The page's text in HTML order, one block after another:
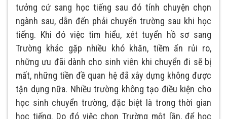
tưởng cứ sang học tiếng sau đó tính chuyện chọn
ngành sau, dẫn đến phải chuyển trường sau khi học
tiếng. Khi đó việc tìm hiểu, xét tuyển hồ sơ sang
Trường khác gặp nhiều khó khăn, tiềm ẩn rủi ro,
những ưu đãi dành cho sinh viên khi chuyển đi sẽ bị
mất, những tiền đề quan hệ đã xây dựng không được
tận dụng nữa. Nhiều trường không tạo điều kiện cho
học sinh chuyển trường, đặc biệt là trong thời gian
học tiếng. Do đó việc chọn Trường một lần, để học